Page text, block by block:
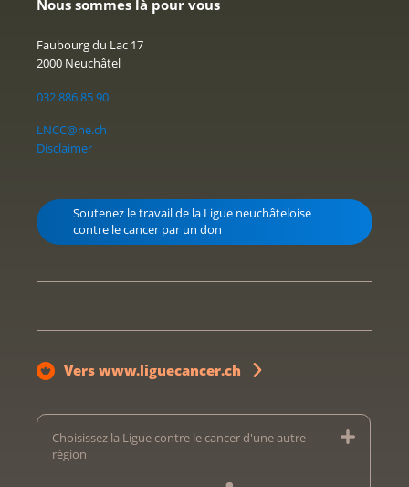
Nous sommes là pour vous
Faubourg du Lac 17
2000 Neuchâtel
032 886 85 90
LNCC@ne.ch
Disclaimer
Soutenez le travail de la Ligue neuchâteloise
contre le cancer par un don
Vers www.liguecancer.ch
Choisissez la Ligue contre le cancer d'une autre
région